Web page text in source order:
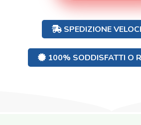
SPEDIZIONE
100% SODDISFATTI O